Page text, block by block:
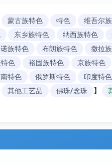
蒙古族特色 特色 维吾尔
东乡族特色 纳西族特色
族特色 布朗族特色 撒拉
色 裕固族特色 京族特色
特色 俄罗斯特色 印度特色
其他工艺品 佛珠/念珠 】